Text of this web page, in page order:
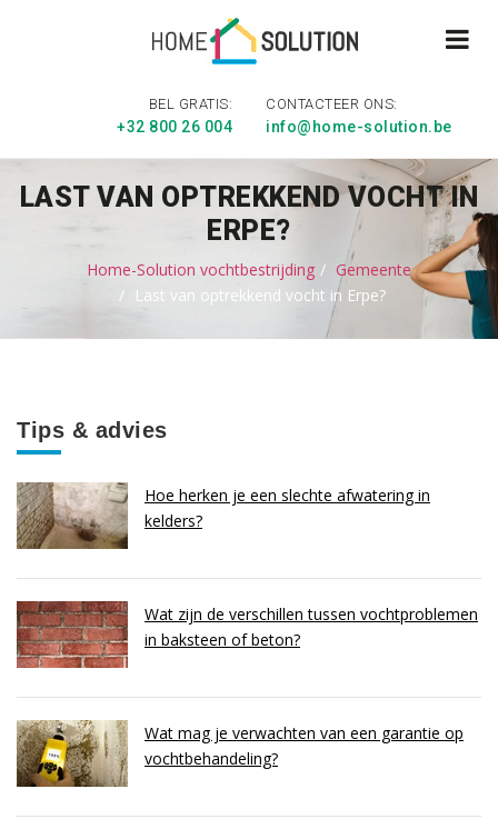
BEL GRATIS:
+32 800 26 004
CONTACTEER ONS:
info@home-solution.be
LAST VAN OPTREKKEND VOCHT IN
ERPE?
Home-Solution vochtbestrijding
Gemeente
Last van optrekkend vocht in Erpe?
Tips & advies
Hoe herken je een slechte afwatering in
kelders?
Wat zijn de verschillen tussen vochtproblemen
in baksteen of beton?
Wat mag je verwachten van een garantie op
vochtbehandeling?